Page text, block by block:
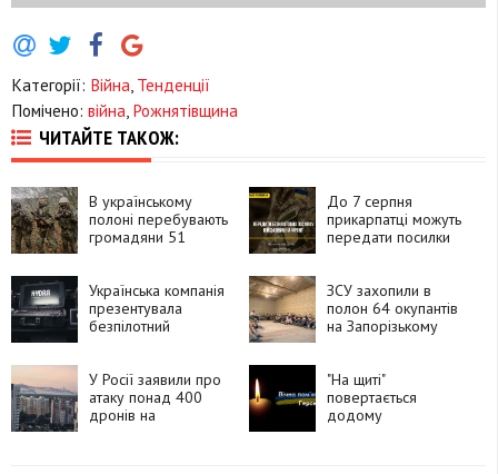
Категорії: Війна Тенденції
Помічено: війна Рожнятівщина
ЧИТАЙТЕ ТАКОЖ:
В українському
полоні перебувають
громадяни 51
До 7 серпня
прикарпатці можуть
передати посилки
Українська компанія
презентувала
безпілотний
ЗСУ захопили в
полон 64 окупантів
на Запорізькому
У Росії заявили про
атаку понад 400
дронів на
"На щиті"
повертається
додому